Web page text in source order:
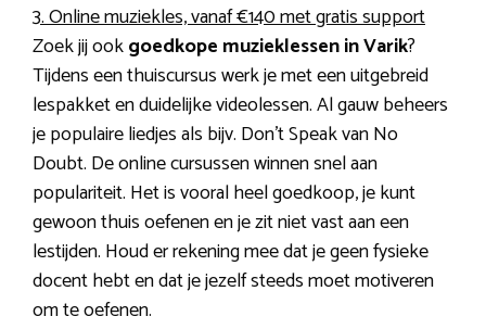
3. Online muziekles, vanaf €140 met gratis support
Zoek jij ookgoedkope muzieklessen in Varik?
Tijdens een thuiscursus werk je met een uitgebreid
lespakket en duidelijke videolessen. Al gauw beheers
je populaire liedjes als bijv. Don’t Speak van No
Doubt. De online cursussen winnen snel aan
populariteit. Het is vooral heel goedkoop, je kunt
gewoon thuis oefenen en je zit niet vast aan een
lestijden. Houd er rekening mee dat je geen fysieke
docent hebt en dat je jezelf steeds moet motiveren
om te oefenen.